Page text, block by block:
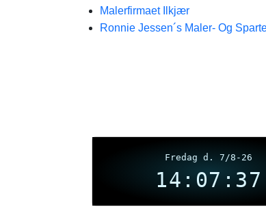
Malerfirmaet Ilkjær
Ronnie Jessen´s Maler- Og
Fredag d. 7/8-26
14:07:37